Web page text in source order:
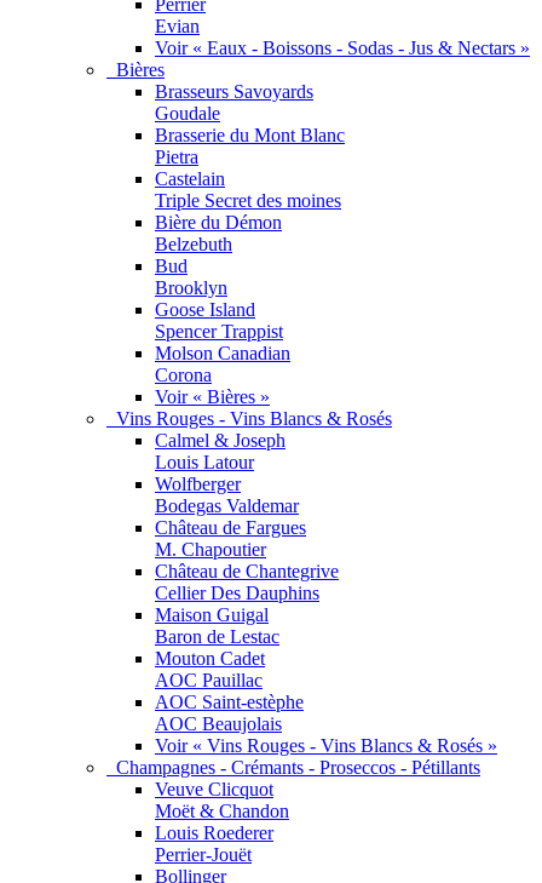
Perrier
Evian
Voir « Eaux - Boissons - Sodas - Jus & Nectars »
Bières
Brasseurs Savoyards
Goudale
Brasserie du Mont Blanc
Pietra
Castelain
Triple Secret des moines
Bière du Démon
Belzebuth
Bud
Brooklyn
Goose Island
Spencer Trappist
Molson Canadian
Corona
Voir « Bières »
Vins Rouges - Vins Blancs & Rosés
Calmel & Joseph
Louis Latour
Wolfberger
Bodegas Valdemar
Château de Fargues
M. Chapoutier
Château de Chantegrive
Cellier Des Dauphins
Maison Guigal
Baron de Lestac
Mouton Cadet
AOC Pauillac
AOC Saint-estèphe
AOC Beaujolais
Voir « Vins Rouges - Vins Blancs & Rosés »
Champagnes - Crémants - Proseccos - Pétillants
Veuve Clicquot
Moët & Chandon
Louis Roederer
Perrier-Jouët
Bollinger